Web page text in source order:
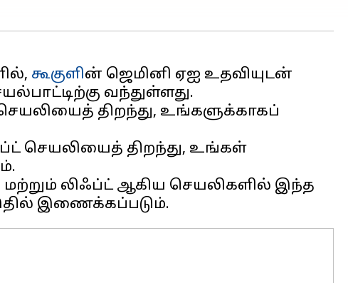
கூகுளின் ஜெமினி ஏஐ உதவியுடன்
வந்துள்ளது.
திறந்து, உங்களுக்காகப்
செயலியைத் திறந்து, உங்கள்
லிஃப்ட் ஆகிய செயலிகளில் இந்த